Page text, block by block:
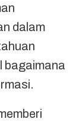
dalam
bagaimana